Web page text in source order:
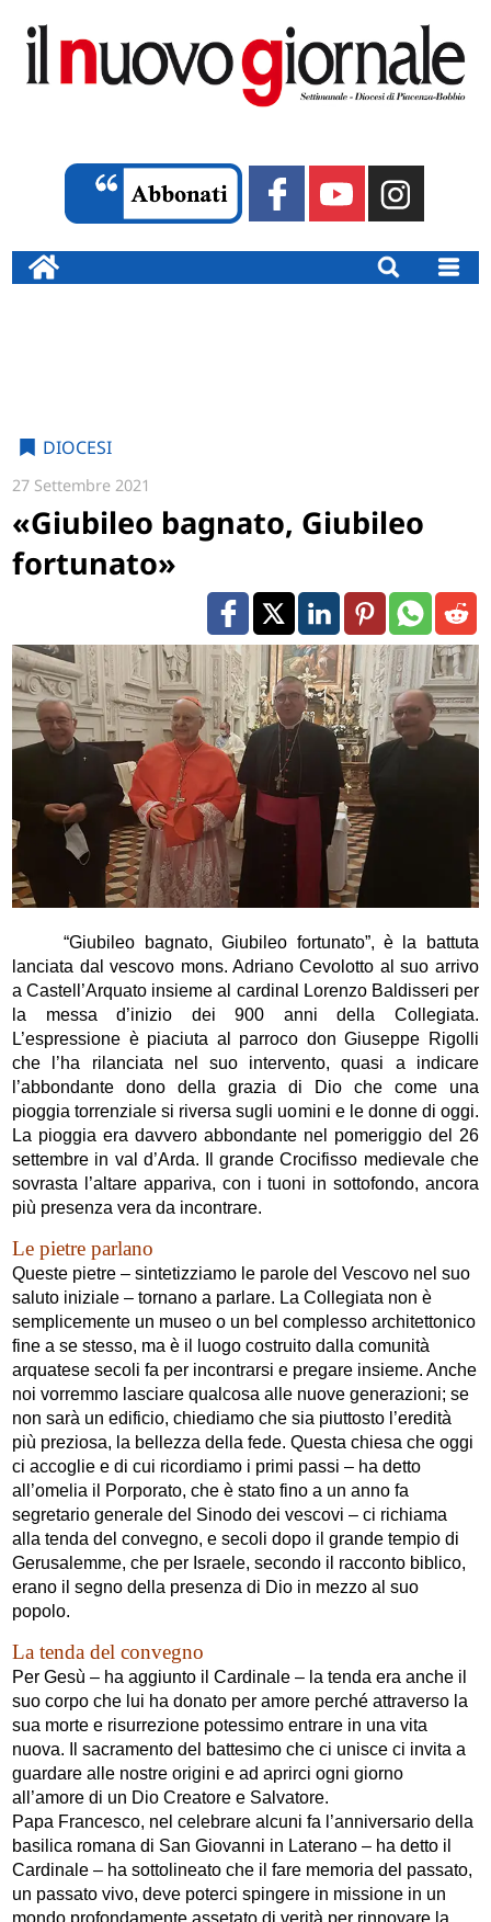
DIOCESI
27 Settembre 2021
«Giubileo bagnato, Giubileo
fortunato»
“Giubileo bagnato, Giubileo fortunato”, è la battuta
lanciata dal vescovo mons. Adriano Cevolotto al suo arrivo
a Castell’Arquato insieme al cardinal Lorenzo Baldisseri per
la messa d’inizio dei 900 anni della Collegiata.
L’espressione è piaciuta al parroco don Giuseppe Rigolli
che l’ha rilanciata nel suo intervento, quasi a indicare
l’abbondante dono della grazia di Dio che come una
pioggia torrenziale si riversa sugli uomini e le donne di oggi.
La pioggia era davvero abbondante nel pomeriggio del 26
settembre in val d’Arda. Il grande Crocifisso medievale che
sovrasta l’altare appariva, con i tuoni in sottofondo, ancora
più presenza vera da incontrare.
Le pietre parlano
Queste pietre – sintetizziamo le parole del Vescovo nel suo
saluto iniziale – tornano a parlare. La Collegiata non è
semplicemente un museo o un bel complesso architettonico
fine a se stesso, ma è il luogo costruito dalla comunità
arquatese secoli fa per incontrarsi e pregare insieme. Anche
noi vorremmo lasciare qualcosa alle nuove generazioni; se
non sarà un edificio, chiediamo che sia piuttosto l’eredità
più preziosa, la bellezza della fede. Questa chiesa che oggi
ci accoglie e di cui ricordiamo i primi passi – ha detto
all’omelia il Porporato, che è stato fino a un anno fa
segretario generale del Sinodo dei vescovi – ci richiama
alla tenda del convegno, e secoli dopo il grande tempio di
Gerusalemme, che per Israele, secondo il racconto biblico,
erano il segno della presenza di Dio in mezzo al suo
popolo.
La tenda del convegno
Per Gesù – ha aggiunto il Cardinale – la tenda era anche il
suo corpo che lui ha donato per amore perché attraverso la
sua morte e risurrezione potessimo entrare in una vita
nuova. Il sacramento del battesimo che ci unisce ci invita a
guardare alle nostre origini e ad aprirci ogni giorno
all’amore di un Dio Creatore e Salvatore.
Papa Francesco, nel celebrare alcuni fa l’anniversario della
basilica romana di San Giovanni in Laterano – ha detto il
Cardinale – ha sottolineato che il fare memoria del passato,
un passato vivo, deve poterci spingere in missione in un